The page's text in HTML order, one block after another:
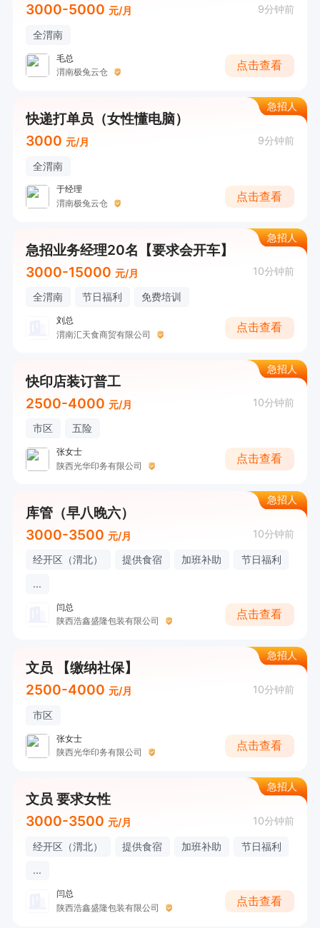
3000-5000 元/月 9分钟前
全渭南
毛总
渭南极兔云仓
点击查看
急招人
快递打单员（女性懂电脑）
3000 元/月 9分钟前
全渭南
于经理
渭南极兔云仓
点击查看
急招人
急招业务经理20名【要求会开车】
3000-15000 元/月 10分钟前
全渭南 节日福利 免费培训
刘总
渭南汇天食商贸有限公司
点击查看
急招人
快印店装订普工
2500-4000 元/月 10分钟前
市区 五险
张女士
陕西光华印务有限公司
点击查看
急招人
库管（早八晚六）
3000-3500 元/月 10分钟前
经开区（渭北） 提供食宿 加班补助
节日福利
...
闫总
陕西浩鑫盛隆包装有限公司
点击查看
急招人
文员 【缴纳社保】
2500-4000 元/月 10分钟前
市区
张女士
陕西光华印务有限公司
点击查看
急招人
文员 要求女性
3000-3500 元/月 10分钟前
经开区（渭北） 提供食宿 加班补助
节日福利
...
闫总
陕西浩鑫盛隆包装有限公司
点击查看